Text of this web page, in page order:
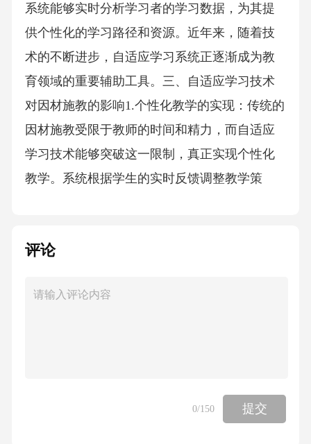
系统能够实时分析学习者的学习数据，为其提
供个性化的学习路径和资源。近年来，随着技
术的不断进步，自适应学习系统正逐渐成为教
育领域的重要辅助工具。三、自适应学习技术
对因材施教的影响1.个性化教学的实现：传统的
因材施教受限于教师的时间和精力，而自适应
学习技术能够突破这一限制，真正实现个性化
教学。系统根据学生的实时反馈调整教学策
习技术能够智能地匹配教学资源和学生的学习
生推荐合适的学习材料和教学视频，使教学资
可以根据学生的学习情况和进度，个性化地调
整学习路径和节奏。这有助于学生在适合自己
评论
0/150 提交